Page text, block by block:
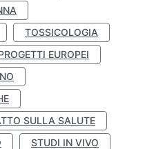
TOSSICOLOGIA
EUROPEI
SULLA SALUTE
STUDI IN VIVO